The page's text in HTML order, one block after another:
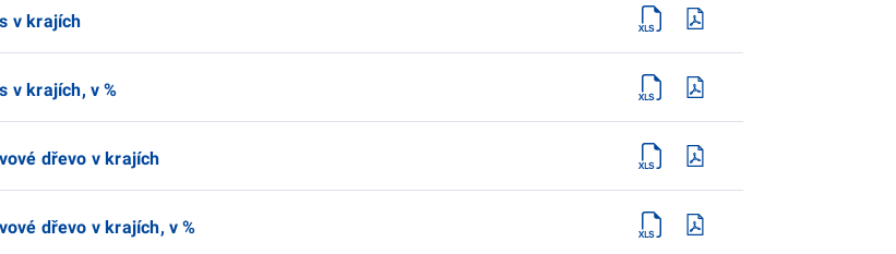
v krajích
v krajích, v %
dřevo v krajích
dřevo v krajích, v %